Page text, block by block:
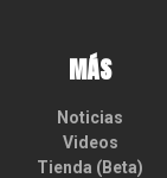
MÁS
Noticias
Videos
Tienda (Beta)